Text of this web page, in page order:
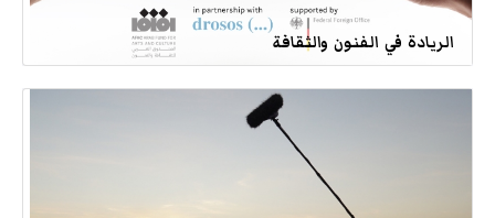
الريادة في الفنون والثقافة